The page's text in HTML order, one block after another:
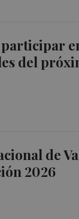
del
de
2026